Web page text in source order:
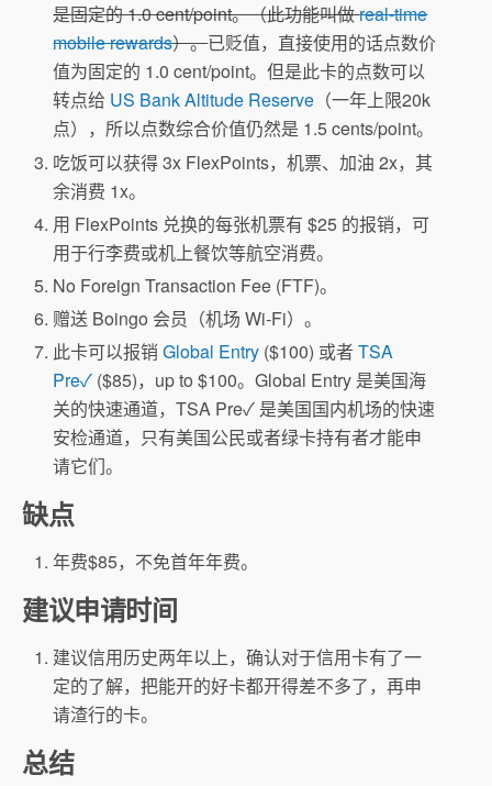
是固定的 1.0 cent/point。（此功能叫做real-time
mobile rewards）。已贬值，直接使用的话点数价
值为固定的 1.0 cent/point。但是此卡的点数可以
转点给 US Bank Altitude Reserve （一年上限20k
点），所以点数综合价值仍然是 1.5 cents/point。
吃饭可以获得 3x FlexPoints，机票、加油 2x，其
余消费 1x。
用 FlexPoints 兑换的每张机票有 $25 的报销，可
用于行李费或机上餐饮等航空消费。
No Foreign Transaction Fee (FTF)。
赠送 Boingo 会员（机场 Wi-Fi）。
此卡可以报销Global Entry ($100) 或者TSA
Pre✓ ($85)，up to $100。Global Entry 是美国海
关的快速通道，TSA Pre✓ 是美国国内机场的快速
安检通道，只有美国公民或者绿卡持有者才能申
请它们。
缺点
年费$85，不免首年年费。
建议申请时间
建议信用历史两年以上，确认对于信用卡有了一
定的了解，把能开的好卡都开得差不多了，再申
请渣行的卡。
总结